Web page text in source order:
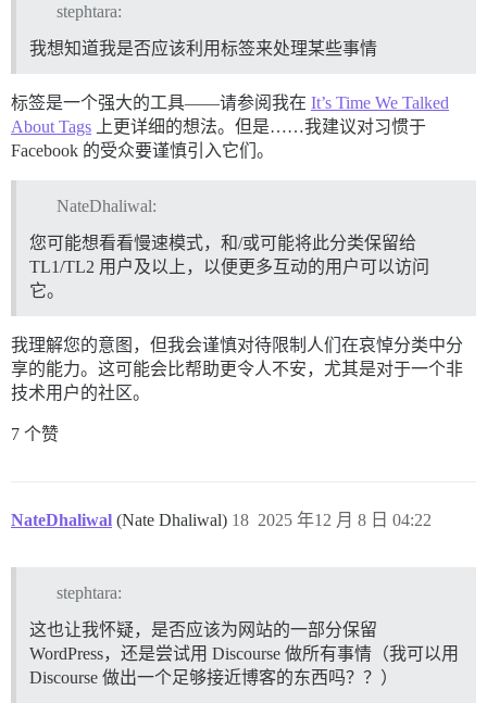
stephtara:
我想知道我是否应该利用标签来处理某些事情
标签是一个强大的工具——请参阅我在 It’s Time We Talked
About Tags 上更详细的想法。但是……我建议对习惯于
Facebook 的受众要谨慎引入它们。
NateDhaliwal:
您可能想看看慢速模式，和/或可能将此分类保留给
TL1/TL2 用户及以上，以便更多互动的用户可以访问
它。
我理解您的意图，但我会谨慎对待限制人们在哀悼分类中分
享的能力。这可能会比帮助更令人不安，尤其是对于一个非
技术用户的社区。
7 个赞
NateDhaliwal (Nate Dhaliwal) 2025 年12 月 8 日 04:22
18
stephtara:
这也让我怀疑，是否应该为网站的一部分保留
WordPress，还是尝试用 Discourse 做所有事情（我可以用
Discourse 做出一个足够接近博客的东西吗？？）